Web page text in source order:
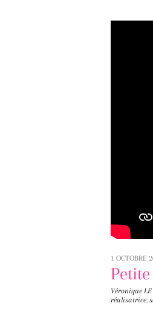
1 OCTOBRE
Véronique LE
réalisatrice,